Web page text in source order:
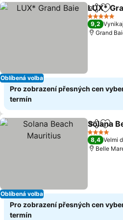
Oblíbená volba
Sdílet
LUX*
5 Počet
9,2
Grand
Pro zobrazení přesných cen
termín
Oblíbená volba
Sdílet
Solana
4 Počet
8,4 Velmi
Belle
Pro zobrazení přesných cen
termín